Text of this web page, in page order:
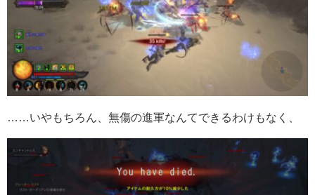
……いやもちろん、無傷の進軍なんてできるわけもなく、